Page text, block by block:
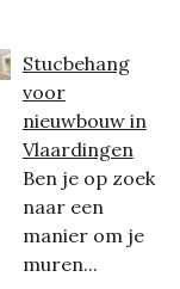
Stucbehang
voor
nieuwbouw in
Vlaardingen
Ben je op zoek
naar een
manier om je
muren...